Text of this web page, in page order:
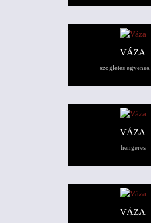
VÁZA
szögletes
VÁZA
hengeres
VÁZA